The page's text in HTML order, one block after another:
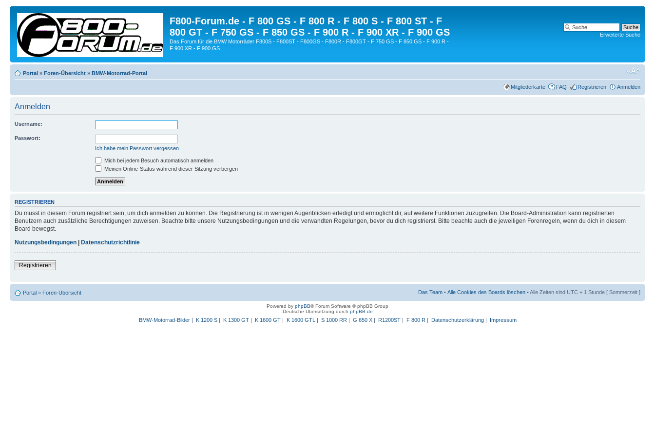
F800-Forum.de - F 800 GS - F 800 R - F 800 S - F 800 ST - F
800 GT - F 750 GS - F 850 GS - F 900 R - F 900 XR - F 900 GS
Das Forum für die BMW Motorräder F800S - F800ST - F800GS - F800R - F800GT - F 750 GS - F 850 GS - F 900 R -
F 900 XR - F 900 GS
Erweiterte Suche
Portal » Foren-Übersicht » BMW-Motorrad-Portal
Mitgliederkarte FAQ Registrieren Anmelden
Anmelden
Username:
Passwort:
Ich habe mein Passwort vergessen
Mich bei jedem Besuch automatisch anmelden
Meinen Online-Status während dieser Sitzung verbergen
REGISTRIEREN
Du musst in diesem Forum registriert sein, um dich anmelden zu können. Die Registrierung ist in wenigen Augenblicken erledigt und ermöglicht dir, auf weitere Funktionen zuzugreifen. Die Board-Administration kann registrierten
Benutzern auch zusätzliche Berechtigungen zuweisen. Beachte bitte unsere Nutzungsbedingungen und die verwandten Regelungen, bevor du dich registrierst. Bitte beachte auch die jeweiligen Forenregeln, wenn du dich in diesem
Board bewegst.
Nutzungsbedingungen
Datenschutzrichtlinie
Registrieren
Portal » Foren-Übersicht Das Team • Alle Cookies des Boards löschen • Alle Zeiten sind UTC + 1 Stunde [ Sommerzeit ]
Powered by phpBB® Forum Software © phpBB Group
Deutsche Übersetzung durch phpBB.de
BMW-Motorrad-Bilder| K 1200 S| K 1300 GT| K 1600 GT| K 1600 GTL | S 1000 RR | G 650 X| R1200ST| F 800 R | Datenschutzerklärung| Impressum